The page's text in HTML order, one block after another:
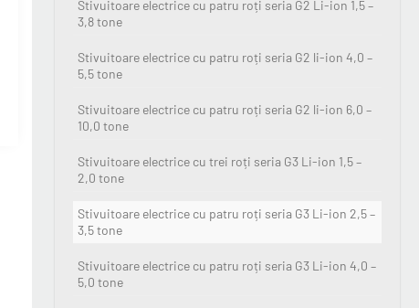
Stivuitoare electrice cu patru roți seria G2 Li-ion 1,5 –
3,8 tone
Stivuitoare electrice cu patru roți seria G2 li-ion 4,0 –
5,5 tone
Stivuitoare electrice cu patru roți seria G2 li-ion 6,0 –
10,0 tone
Stivuitoare electrice cu trei roți seria G3 Li-ion 1,5 –
2,0 tone
Stivuitoare electrice cu patru roți seria G3 Li-ion 2,5 –
3,5 tone
Stivuitoare electrice cu patru roți seria G3 Li-ion 4,0 –
5,0 tone